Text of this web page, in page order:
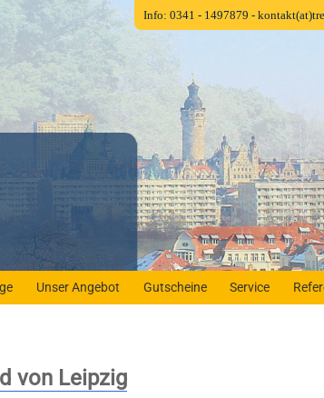
Unser Angebot Gutscheine Service
von Leipzig
Info: 0341 - 1497879 -